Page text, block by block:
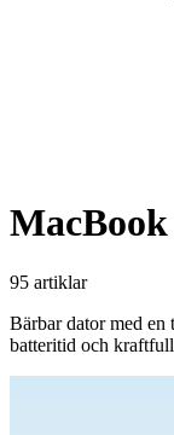
95 artiklar
Bärbar dator med en
batteritid och